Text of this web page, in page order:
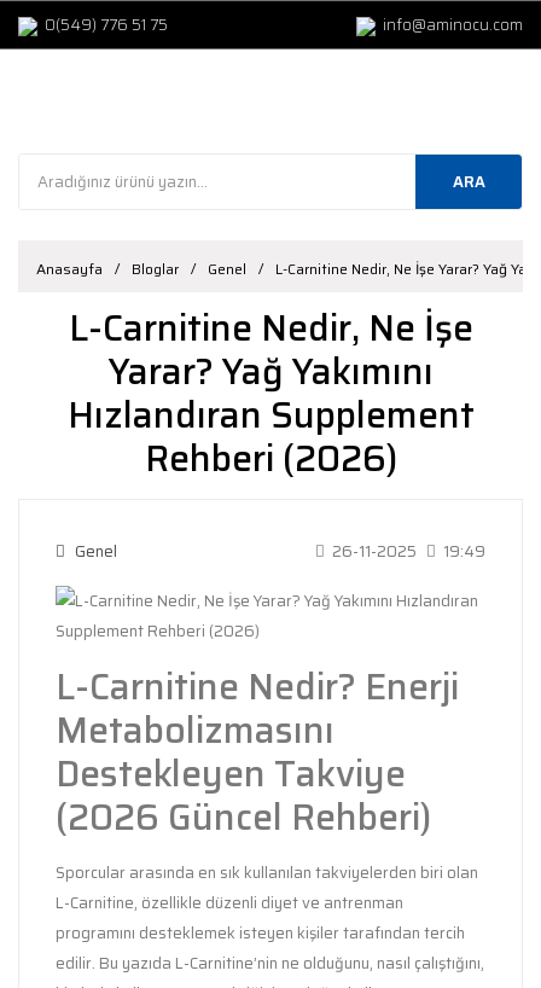
0(549) 776 51 75 info@aminocu.com
ARA
Anasayfa Bloglar Genel L-Carnitine Nedir, Ne İşe Yarar? Yağ
L-Carnitine Nedir, Ne İşe
Yarar? Yağ Yakımını
Hızlandıran Supplement
Rehberi (2026)
Genel 26-11-2025 19:49
L-Carnitine Nedir? Enerji
Metabolizmasını
Destekleyen Takviye
(2026 Güncel Rehberi)
Sporcular arasında en sık kullanılan takviyelerden biri olan
L-Carnitine, özellikle düzenli diyet ve antrenman
programını desteklemek isteyen kişiler tarafından tercih
edilir. Bu yazıda L-Carnitine’nin ne olduğunu, nasıl çalıştığını,